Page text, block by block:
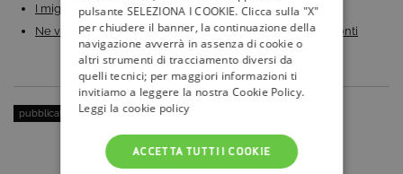
I migliori film romantici di sempre: ecco 15…
Ne vedremo delle belle: arriva il nuovo show di Carlo Conti
pubblicato il:4 Gennaio 2016| categoria:
pulsante SELEZIONA I COOKIE. Clicca sulla "X"
per chiudere il banner, la continuazione della
navigazione avverrà in assenza di cookie o
altri strumenti di tracciamento diversi da
quelli tecnici; per maggiori informazioni ti
invitiamo a leggere la nostra Cookie Policy.
Leggi la cookie policy
ACCETTA TUTTI I COOKIE